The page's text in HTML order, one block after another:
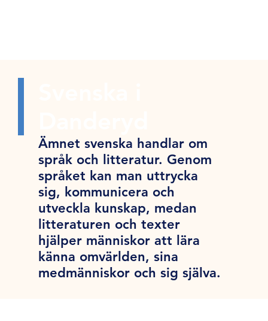
Ämnet svenska handlar om
språk och litteratur. Genom
språket kan man uttrycka
sig, kommunicera och
utveckla kunskap, medan
litteraturen och texter
hjälper människor att lära
känna omvärlden, sina
medmänniskor och sig själva.